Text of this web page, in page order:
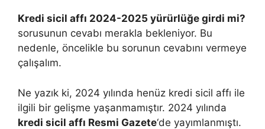
Kredi sicil affı 2024-2025 yürürlüğe girdi mi?
sorusunun cevabı merakla bekleniyor. Bu
nedenle, öncelikle bu sorunun cevabını vermeye
çalışalım.
Ne yazık ki, 2024 yılında henüz kredi sicil affı ile
ilgili bir gelişme yaşanmamıştır. 2024 yılında
kredi sicil affı Resmi Gazete‘de yayımlanmıştı.